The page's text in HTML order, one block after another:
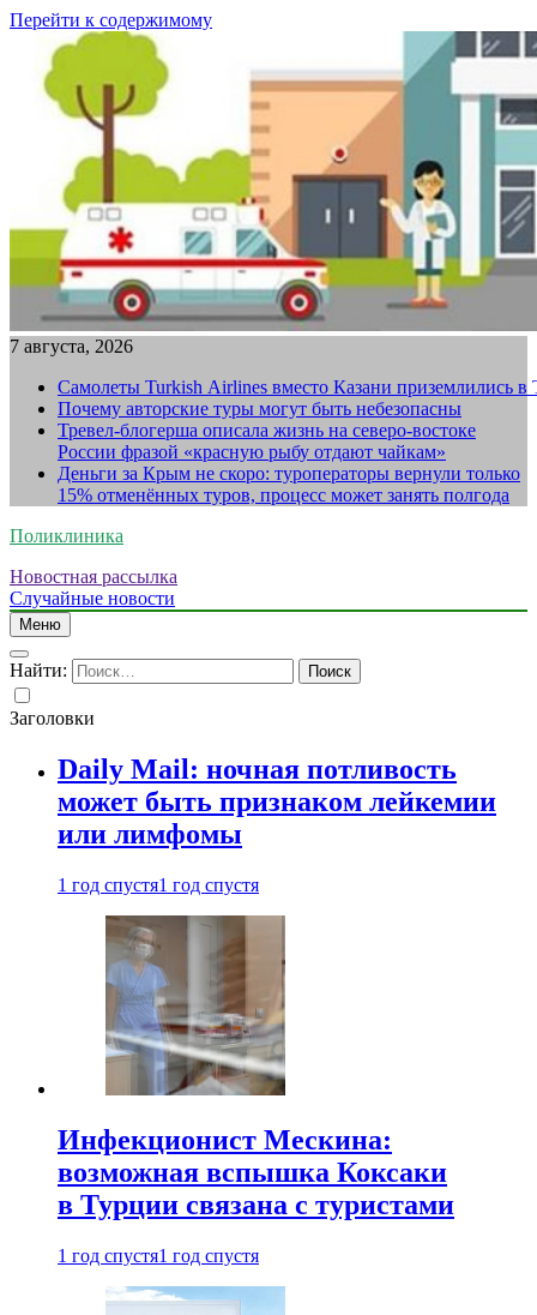
Перейти к содержимому
7 августа, 2026
Самолеты Turkish Airlines вместо Казани приземлились в
Почему авторские туры могут быть небезопасны
Тревел-блогерша описала жизнь на северо-востоке
России фразой «красную рыбу отдают чайкам»
Деньги за Крым не скоро: туроператоры вернули только
15% отменённых туров, процесс может занять полгода
Поликлиника
Новостная рассылка
Случайные новости
Меню
Найти:
Заголовки
Daily Mail: ночная потливость
может быть признаком лейкемии
или лимфомы
1 год спустя1 год спустя
Инфекционист Мескина:
возможная вспышка Коксаки
в Турции связана с туристами
1 год спустя1 год спустя